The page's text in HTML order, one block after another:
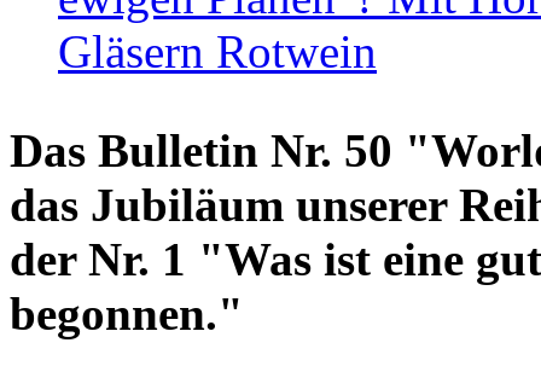
Gläsern Rotwein
Das Bulletin Nr. 50
das Jubiläum unserer
der Nr. 1 "Was ist eine
begonnen."